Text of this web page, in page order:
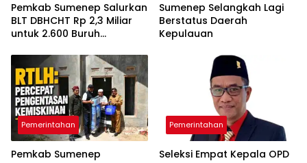
Pemkab Sumenep Salurkan
BLT DBHCHT Rp 2,3 Miliar
untuk 2.600 Buruh
Sumenep Selangkah Lagi
Berstatus Daerah
Kepulauan
Pemerintahan
Pemkab Sumenep
Pemerintahan
Seleksi Empat Kepala OPD